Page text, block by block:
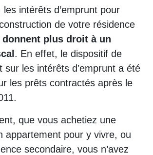
les intérêts d’emprunt pour
de votre résidence
donnent plus droit à un
. En effet, le dispositif de
sur les intérêts d’emprunt a été
les prêts contractés après le
que vous achetiez une
appartement pour y vivre, ou
secondaire, vous n’avez